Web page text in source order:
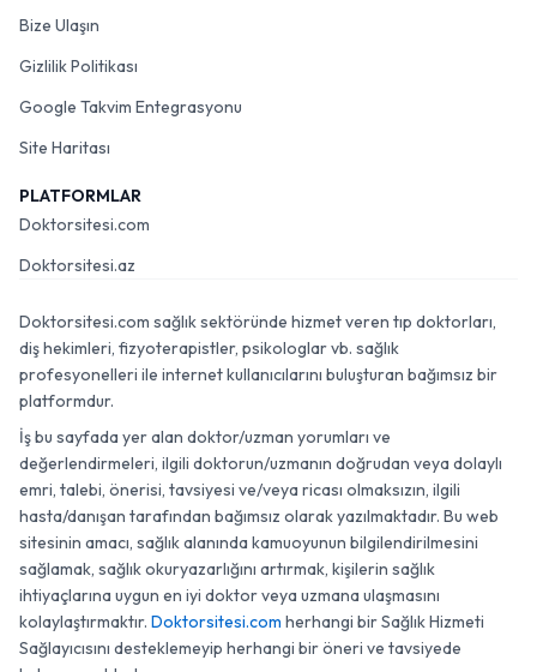
Bize Ulaşın
Gizlilik Politikası
Google Takvim Entegrasyonu
Site Haritası
PLATFORMLAR
Doktorsitesi.com
Doktorsitesi.az
Doktorsitesi.com sağlık sektöründe hizmet veren tıp doktorları,
diş hekimleri, fizyoterapistler, psikologlar vb. sağlık
profesyonelleri ile internet kullanıcılarını buluşturan bağımsız bir
platformdur.
İş bu sayfada yer alan doktor/uzman yorumları ve
değerlendirmeleri, ilgili doktorun/uzmanın doğrudan veya dolaylı
emri, talebi, önerisi, tavsiyesi ve/veya ricası olmaksızın, ilgili
hasta/danışan tarafından bağımsız olarak yazılmaktadır. Bu web
sitesinin amacı, sağlık alanında kamuoyunun bilgilendirilmesini
sağlamak, sağlık okuryazarlığını artırmak, kişilerin sağlık
ihtiyaçlarına uygun en iyi doktor veya uzmana ulaşmasını
kolaylaştırmaktır. Doktorsitesi.com herhangi bir Sağlık Hizmeti
Sağlayıcısını desteklemeyip herhangi bir öneri ve tavsiyede